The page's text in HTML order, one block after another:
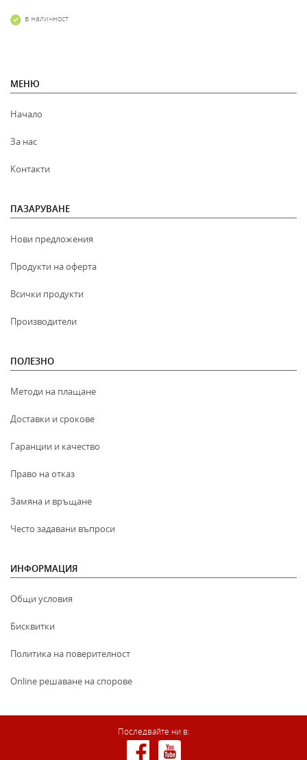
в наличност
МЕНЮ
Начало
За нас
Контакти
ПАЗАРУВАНЕ
Нови предложения
Продукти на оферта
Всички продукти
Производители
ПОЛЕЗНО
Методи на плащане
Доставки и срокове
Гаранции и качество
Право на отказ
Замяна и връщане
Често задавани въпроси
ИНФОРМАЦИЯ
Общи условия
Бисквитки
Политика на поверителност
Online решаване на спорове
Последвайте ни в: